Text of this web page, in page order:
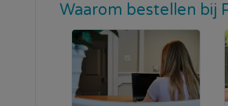
Waarom bestellen bij